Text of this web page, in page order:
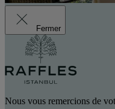
Fermer
Nous vous remercions de